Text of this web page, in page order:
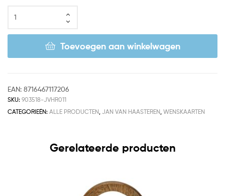
Toevoegen aan winkelwagen
EAN: 8716467117206
SKU: 903518-JVHR011
CATEGORIEËN: ALLE PRODUCTEN JAN VAN HAASTEREN WENSKAARTEN
Gerelateerde producten